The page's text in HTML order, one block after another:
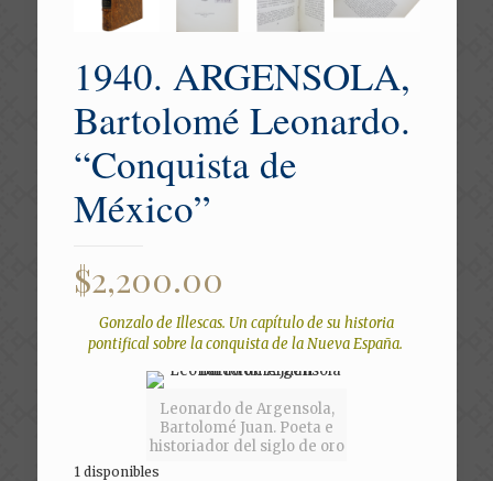
1940. ARGENSOLA,
Bartolomé Leonardo.
“Conquista de
México”
$2,200.00
Gonzalo de Illescas. Un capítulo de su historia
pontifical sobre la conquista de la Nueva España.
Leonardo de Argensola,
Bartolomé Juan. Poeta e
historiador del siglo de oro
1 disponibles